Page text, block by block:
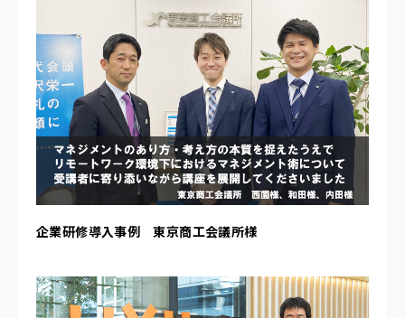
企業研修導入事例 東京商工会議所様